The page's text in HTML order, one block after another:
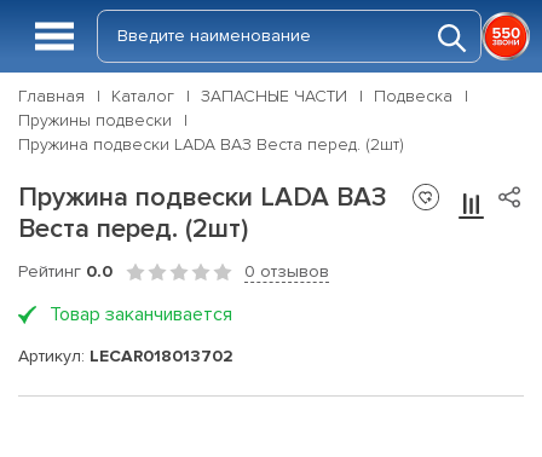
Главная Каталог ЗАПАСНЫЕ ЧАСТИ
Подвеска
Пружины подвески
Пружина подвески LADA ВАЗ Веста перед. (2шт)
Пружина подвески LADA ВАЗ
Веста перед. (2шт)
Рейтинг 0.0 0 отзывов
Товар заканчивается
Артикул: LECAR018013702